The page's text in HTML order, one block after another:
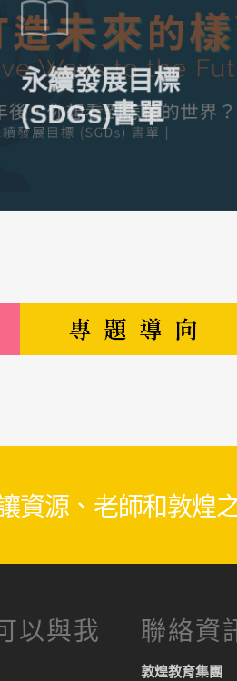
永續發展目標
(SDGs)書單
資源、老師和敦煌
以與我
聯絡資
敦煌教育集團